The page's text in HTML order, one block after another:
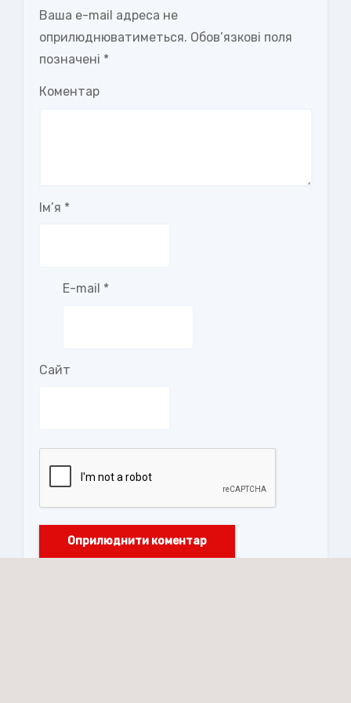
Ваша e-mail адреса не
оприлюднюватиметься. Обов’язкові поля
позначені *
Коментар
Ім’я *
E-mail *
Сайт